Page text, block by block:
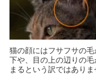
猫の顔にはフサフサの
下や、目の上の辺りの
まるという訳ではあり